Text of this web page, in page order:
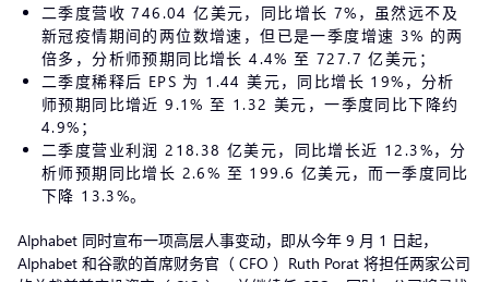
二季度营收 746.04 亿美元，同比增长 7%，虽然远不及
新冠疫情期间的两位数增速，但已是一季度增速 3% 的两
倍多，分析师预期同比增长 4.4% 至 727.7 亿美元；
二季度稀释后 EPS 为 1.44 美元，同比增长 19%，分析
师预期同比增近 9.1% 至 1.32 美元，一季度同比下降约
4.9%；
二季度营业利润 218.38 亿美元，同比增长近 12.3%，分
析师预期同比增长 2.6% 至 199.6 亿美元，而一季度同比
下降 13.3%。
Alphabet 同时宣布一项高层人事变动，即从今年 9 月 1 日起，
Alphabet 和谷歌的首席财务官（ CFO ）Ruth Porat 将担任两家公司